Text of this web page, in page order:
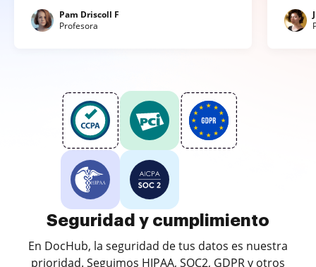
Pam Driscoll F
Profesora
Seguridad y cumplimiento
En DocHub, la seguridad de tus datos es nuestra
prioridad. Seguimos HIPAA, SOC2, GDPR y otros